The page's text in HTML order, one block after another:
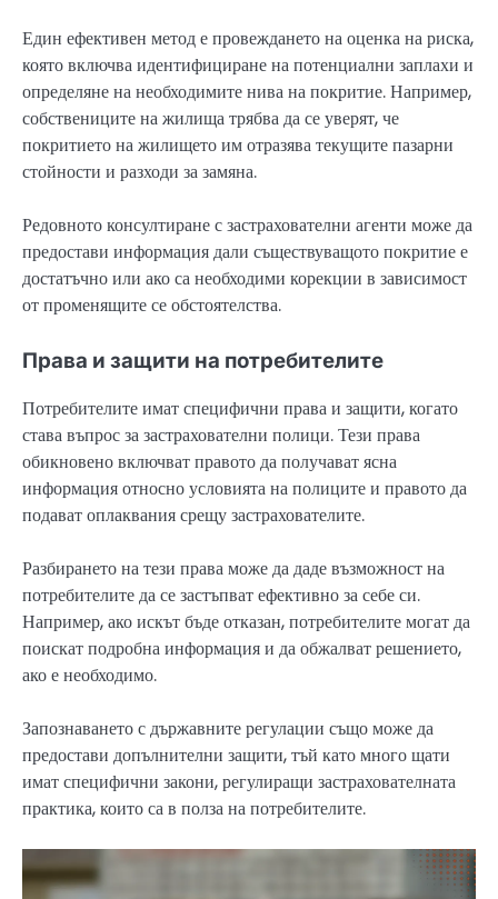
Един ефективен метод е провеждането на оценка на риска,
която включва идентифициране на потенциални заплахи и
определяне на необходимите нива на покритие. Например,
собствениците на жилища трябва да се уверят, че
покритието на жилището им отразява текущите пазарни
стойности и разходи за замяна.
Редовното консултиране с застрахователни агенти може да
предостави информация дали съществуващото покритие е
достатъчно или ако са необходими корекции в зависимост
от променящите се обстоятелства.
Права и защити на потребителите
Потребителите имат специфични права и защити, когато
става въпрос за застрахователни полици. Тези права
обикновено включват правото да получават ясна
информация относно условията на полиците и правото да
подават оплаквания срещу застрахователите.
Разбирането на тези права може да даде възможност на
потребителите да се застъпват ефективно за себе си.
Например, ако искът бъде отказан, потребителите могат да
поискат подробна информация и да обжалват решението,
ако е необходимо.
Запознаването с държавните регулации също може да
предостави допълнителни защити, тъй като много щати
имат специфични закони, регулиращи застрахователната
практика, които са в полза на потребителите.